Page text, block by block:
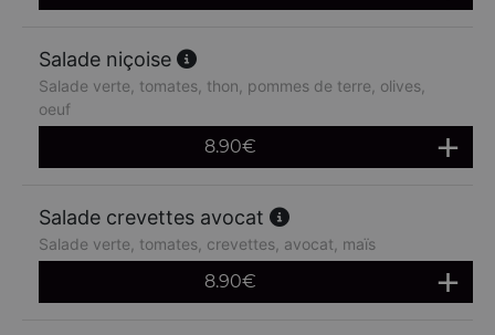
Salade niçoise
Salade verte, tomates, thon, pommes de terre, olives,
oeuf
8.90€
Salade crevettes avocat
Salade verte, tomates, crevettes, avocat, maïs
8.90€